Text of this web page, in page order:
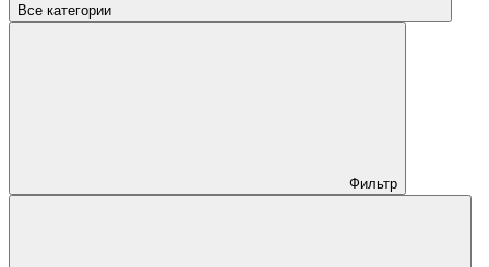
Все категории
Фильтр